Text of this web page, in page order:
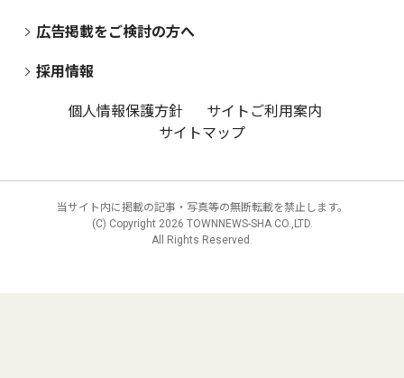
広告掲載をご検討の方へ
採用情報
個人情報保護方針
サイトご利用案内
サイトマップ
当サイト内に掲載の記事・写真等の無断転載を禁止します。
(C) Copyright 2026 TOWNNEWS-SHA CO.,LTD.
All Rights Reserved.